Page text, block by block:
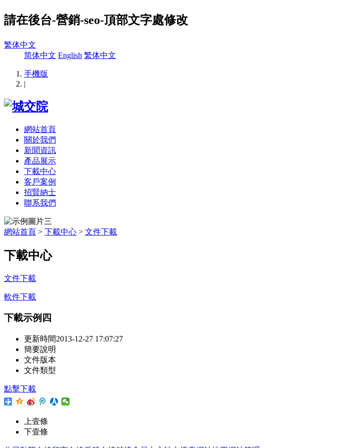
請在後台-營銷-seo-頂部文字處修改
繁体中文
简体中文 English 繁体中文
手機版
|
網站首頁
關於我們
新聞資訊
產品展示
下載中心
客戶案例
招賢納士
聯系我們
網站首頁 > 下載中心 > 文件下載
下載中心
文件下載
軟件下載
下載示例四
更新時間2013-12-27 17:07:27
簡要說明
文件版本
文件類型
點擊下載
上壹條
下壹條